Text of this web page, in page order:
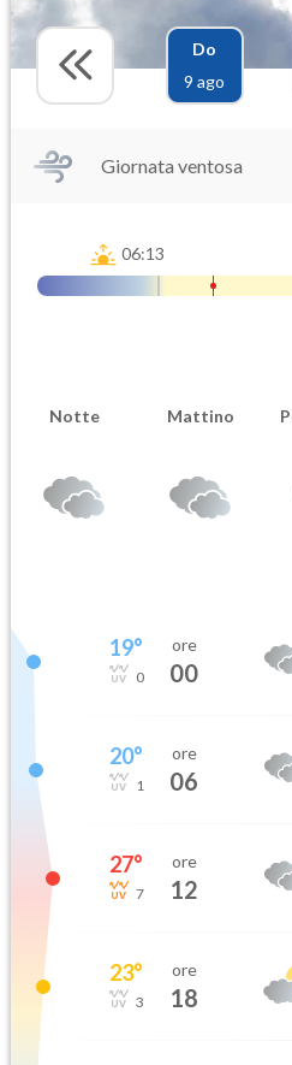
Do
9 ago
Giornata ventosa
06:13
Notte Mattino
19°
0
ore
00
20°
1
ore
06
27°
7
ore
12
23°
3
ore
18